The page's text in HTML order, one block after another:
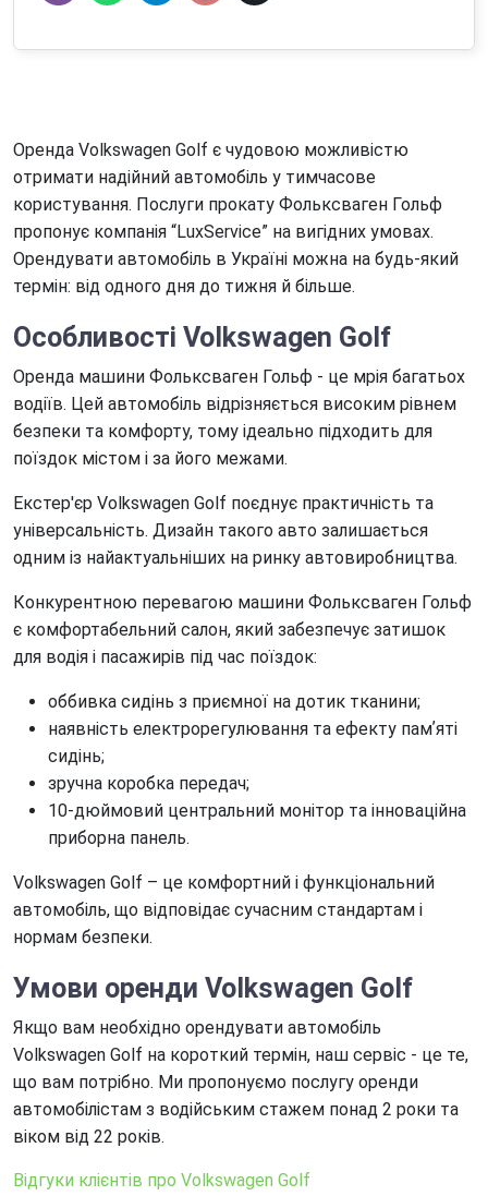
Оренда Volkswagen Golf є чудовою можливістю
отримати надійний автомобіль у тимчасове
користування. Послуги прокату Фольксваген Гольф
пропонує компанія “LuxService” на вигідних умовах.
Орендувати автомобіль в Україні можна на будь-який
термін: від одного дня до тижня й більше.
Особливості Volkswagen Golf
Оренда машини Фольксваген Гольф - це мрія багатьох
водіїв. Цей автомобіль відрізняється високим рівнем
безпеки та комфорту, тому ідеально підходить для
поїздок містом і за його межами.
Екстер'єр Volkswagen Golf поєднує практичність та
універсальність. Дизайн такого авто залишається
одним із найактуальніших на ринку автовиробництва.
Конкурентною перевагою машини Фольксваген Гольф
є комфортабельний салон, який забезпечує затишок
для водія і пасажирів під час поїздок:
оббивка сидінь з приємної на дотик тканини;
наявність електрорегулювання та ефекту памʼяті
сидінь;
зручна коробка передач;
10-дюймовий центральний монітор та інноваційна
приборна панель.
Volkswagen Golf – це комфортний і функціональний
автомобіль, що відповідає сучасним стандартам і
нормам безпеки.
Умови оренди Volkswagen Golf
Якщо вам необхідно орендувати автомобіль
Volkswagen Golf на короткий термін, наш сервіс - це те,
що вам потрібно. Ми пропонуємо послугу оренди
автомобілістам з водійським стажем понад 2 роки та
віком від 22 років.
Відгуки клієнтів про Volkswagen Golf